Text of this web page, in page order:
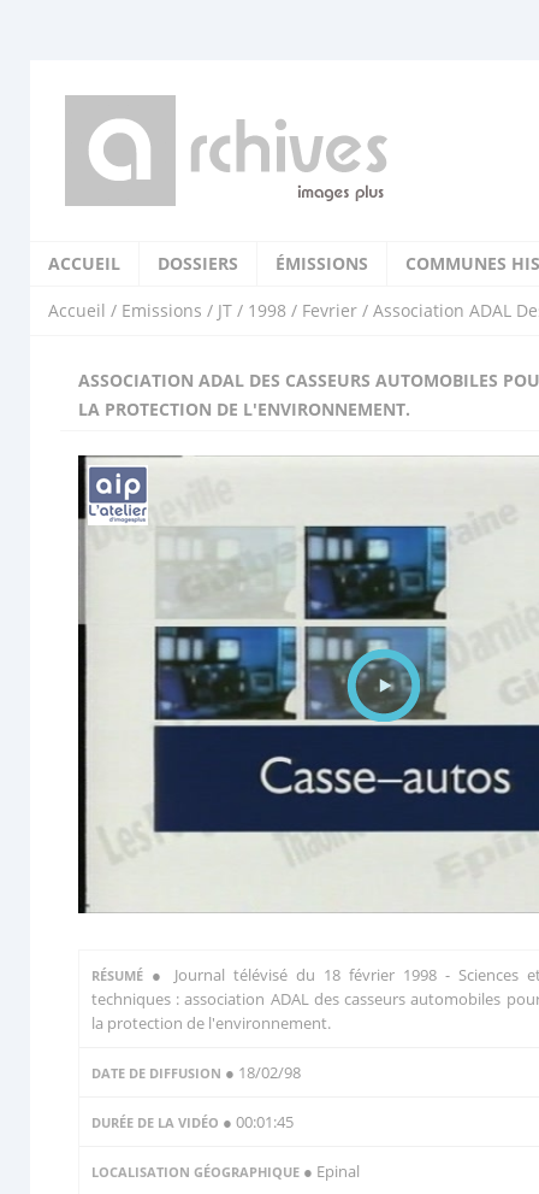
ACCUEIL DOSSIERS ÉMISSIONS COMMUNES
Accueil / Emissions / JT / 1998 / Fevrier / Association ADAL
ASSOCIATION ADAL DES CASSEURS AUTOMOBILES
LA PROTECTION DE L'ENVIRONNEMENT.
RÉSUMÉ ● Journal télévisé du 18 février 1998 - Sciences
techniques : association ADAL des casseurs automobiles
la protection de l'environnement.
DATE DE DIFFUSION ● 18/02/98
DURÉE DE LA VIDÉO ● 00:01:45
LOCALISATION GÉOGRAPHIQUE ● Epinal